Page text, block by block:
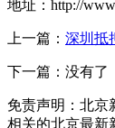
地址：http://
上一篇： 深圳抵
下一篇：没有了
免责声明：北京
相关的北京最新